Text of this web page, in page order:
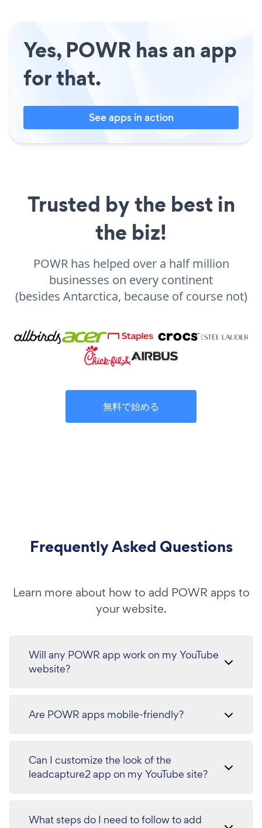
Yes, POWR has an app
for that.
See apps in action
Trusted by the best in
the biz!
POWR has helped over a half million
businesses on every continent
(besides Antarctica, because of course not)
無料で始める
Frequently Asked Questions
Learn more about how to add POWR apps to
your website.
Will any POWR app work on my YouTube
website?
Are POWR apps mobile-friendly?
Can I customize the look of the
leadcapture2 app on my YouTube site?
What steps do I need to follow to add